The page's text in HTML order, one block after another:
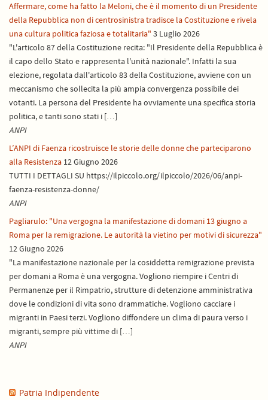
Affermare, come ha fatto la Meloni, che è il momento di un Presidente
della Repubblica non di centrosinistra tradisce la Costituzione e rivela
una cultura politica faziosa e totalitaria" 3 Luglio 2026
"L'articolo 87 della Costituzione recita: "Il Presidente della Repubblica è
il capo dello Stato e rappresenta l'unità nazionale". Infatti la sua
elezione, regolata dall'articolo 83 della Costituzione, avviene con un
meccanismo che sollecita la più ampia convergenza possibile dei
votanti. La persona del Presidente ha ovviamente una specifica storia
politica, e tanti sono stati i […]
ANPI
L’ANPI di Faenza ricostruisce le storie delle donne che parteciparono
alla Resistenza 12 Giugno 2026
TUTTI I DETTAGLI SU https://ilpiccolo.org/ilpiccolo/2026/06/anpi-
faenza-resistenza-donne/
ANPI
Pagliarulo: "Una vergogna la manifestazione di domani 13 giugno a
Roma per la remigrazione. Le autorità la vietino per motivi di sicurezza"
12 Giugno 2026
"La manifestazione nazionale per la cosiddetta remigrazione prevista
per domani a Roma è una vergogna. Vogliono riempire i Centri di
Permanenze per il Rimpatrio, strutture di detenzione amministrativa
dove le condizioni di vita sono drammatiche. Vogliono cacciare i
migranti in Paesi terzi. Vogliono diffondere un clima di paura verso i
migranti, sempre più vittime di […]
ANPI
Patria Indipendente